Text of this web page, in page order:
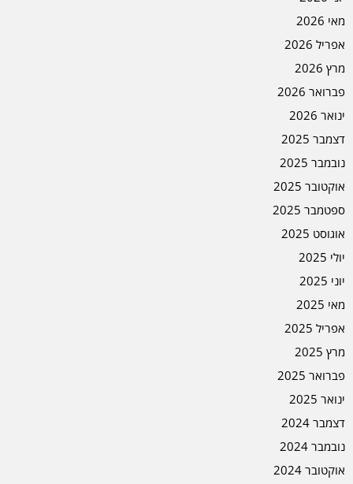
מאי 2026
אפריל 2026
מרץ 2026
פברואר 2026
ינואר 2026
דצמבר 2025
נובמבר 2025
אוקטובר 2025
ספטמבר 2025
אוגוסט 2025
יולי 2025
יוני 2025
מאי 2025
אפריל 2025
מרץ 2025
פברואר 2025
ינואר 2025
דצמבר 2024
נובמבר 2024
אוקטובר 2024